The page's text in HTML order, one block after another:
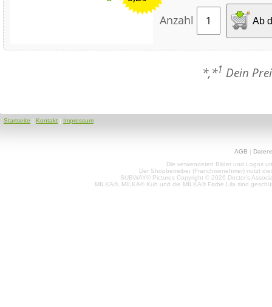
Anzahl Ab
*,*1 Dein
Startseite | Kontakt | Impressum
AGB |
Die verwendeten Bilder und Logos
Der Shopbetreiber (Franchisenehmer) nutzt
SUBWAY® Pictures Copyright © 2026 Doctor's
MILKA®, MILKA® Kuh und die MILKA® Farbe Lila sind